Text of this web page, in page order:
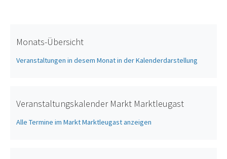
Monats-Übersicht
Veranstaltungen in desem Monat in der Kalenderdarstellung
Veranstaltungskalender Markt Marktleugast
Alle Termine im Markt Marktleugast anzeigen